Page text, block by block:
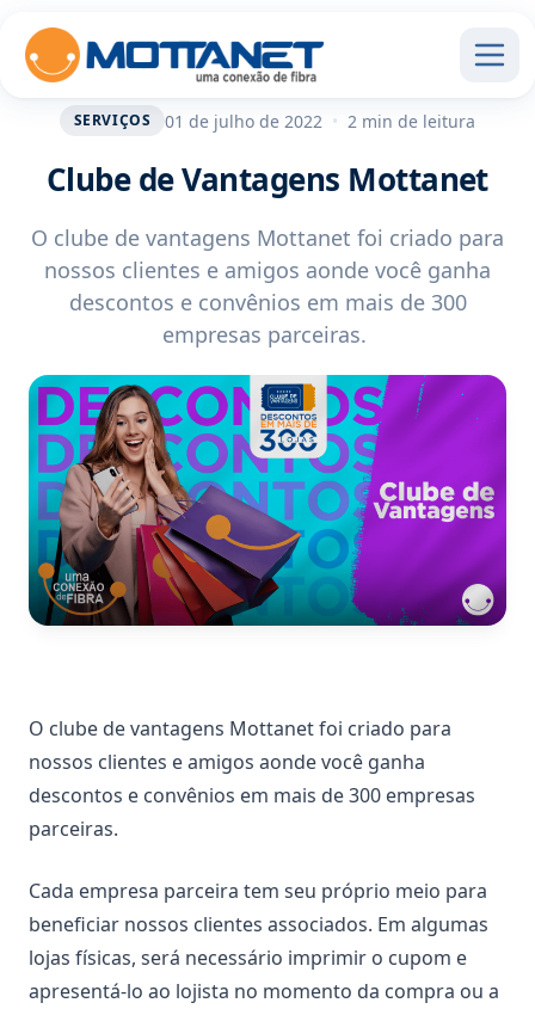
SERVIÇOS 01 de julho de 2022 • 2 min de leitura
Clube de Vantagens Mottanet
O clube de vantagens Mottanet foi criado para
nossos clientes e amigos aonde você ganha
descontos e convênios em mais de 300
empresas parceiras.
O clube de vantagens Mottanet foi criado para
nossos clientes e amigos aonde você ganha
descontos e convênios em mais de 300 empresas
parceiras.
Cada empresa parceira tem seu próprio meio para
beneficiar nossos clientes associados. Em algumas
lojas físicas, será necessário imprimir o cupom e
apresentá-lo ao lojista no momento da compra ou a